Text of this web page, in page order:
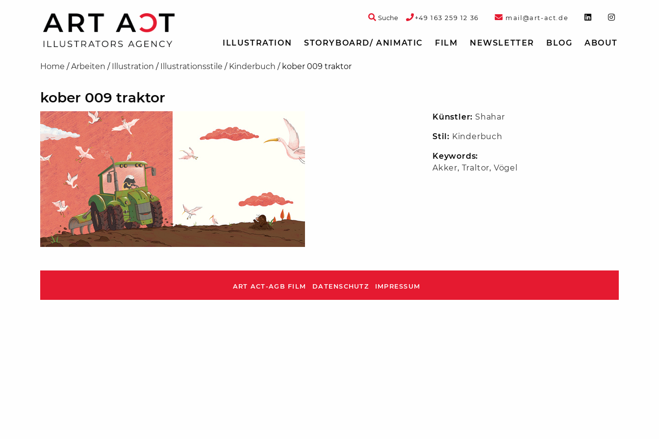
+49 163 259 12 36 mail@art-act.de
Suche
ILLUSTRATION STORYBOARD/ ANIMATIC FILM NEWSLETTER BLOG ABOUT
Home /Arbeiten / Illustration / Illustrationsstile / Kinderbuch / kober 009 traktor
kober 009 traktor
Künstler: Shahar
Stil: Kinderbuch
Keywords:
Akker, Traltor, Vögel
ART ACT-AGB FILM DATENSCHUTZ IMPRESSUM